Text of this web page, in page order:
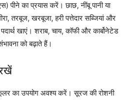
पीने का प्रयास करें। छाछ, नींबू पानी या
तरबूज, खरबूजा, हरी पत्तेदार सब्जियां और
खाएं। शराब, चाय, कॉफी और कार्बोनेटेड
को बढ़ाते हैं।
का उपयोग अवश्य करें। सूरज की रोशनी